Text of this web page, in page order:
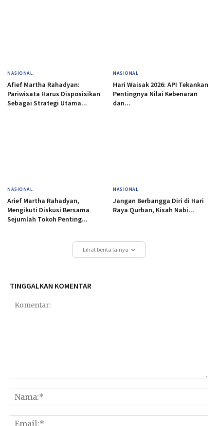
NASIONAL
Afief Martha Rahadyan:
Pariwisata Harus Disposisikan
Sebagai Strategi Utama...
NASIONAL
Hari Waisak 2026: API Tekankan
Pentingnya Nilai Kebenaran
dan...
NASIONAL
Arief Martha Rahadyan,
Mengikuti Diskusi Bersama
Sejumlah Tokoh Penting...
NASIONAL
Jangan Berbangga Diri di Hari
Raya Qurban, Kisah Nabi...
Lihat berita lainya
TINGGALKAN KOMENTAR